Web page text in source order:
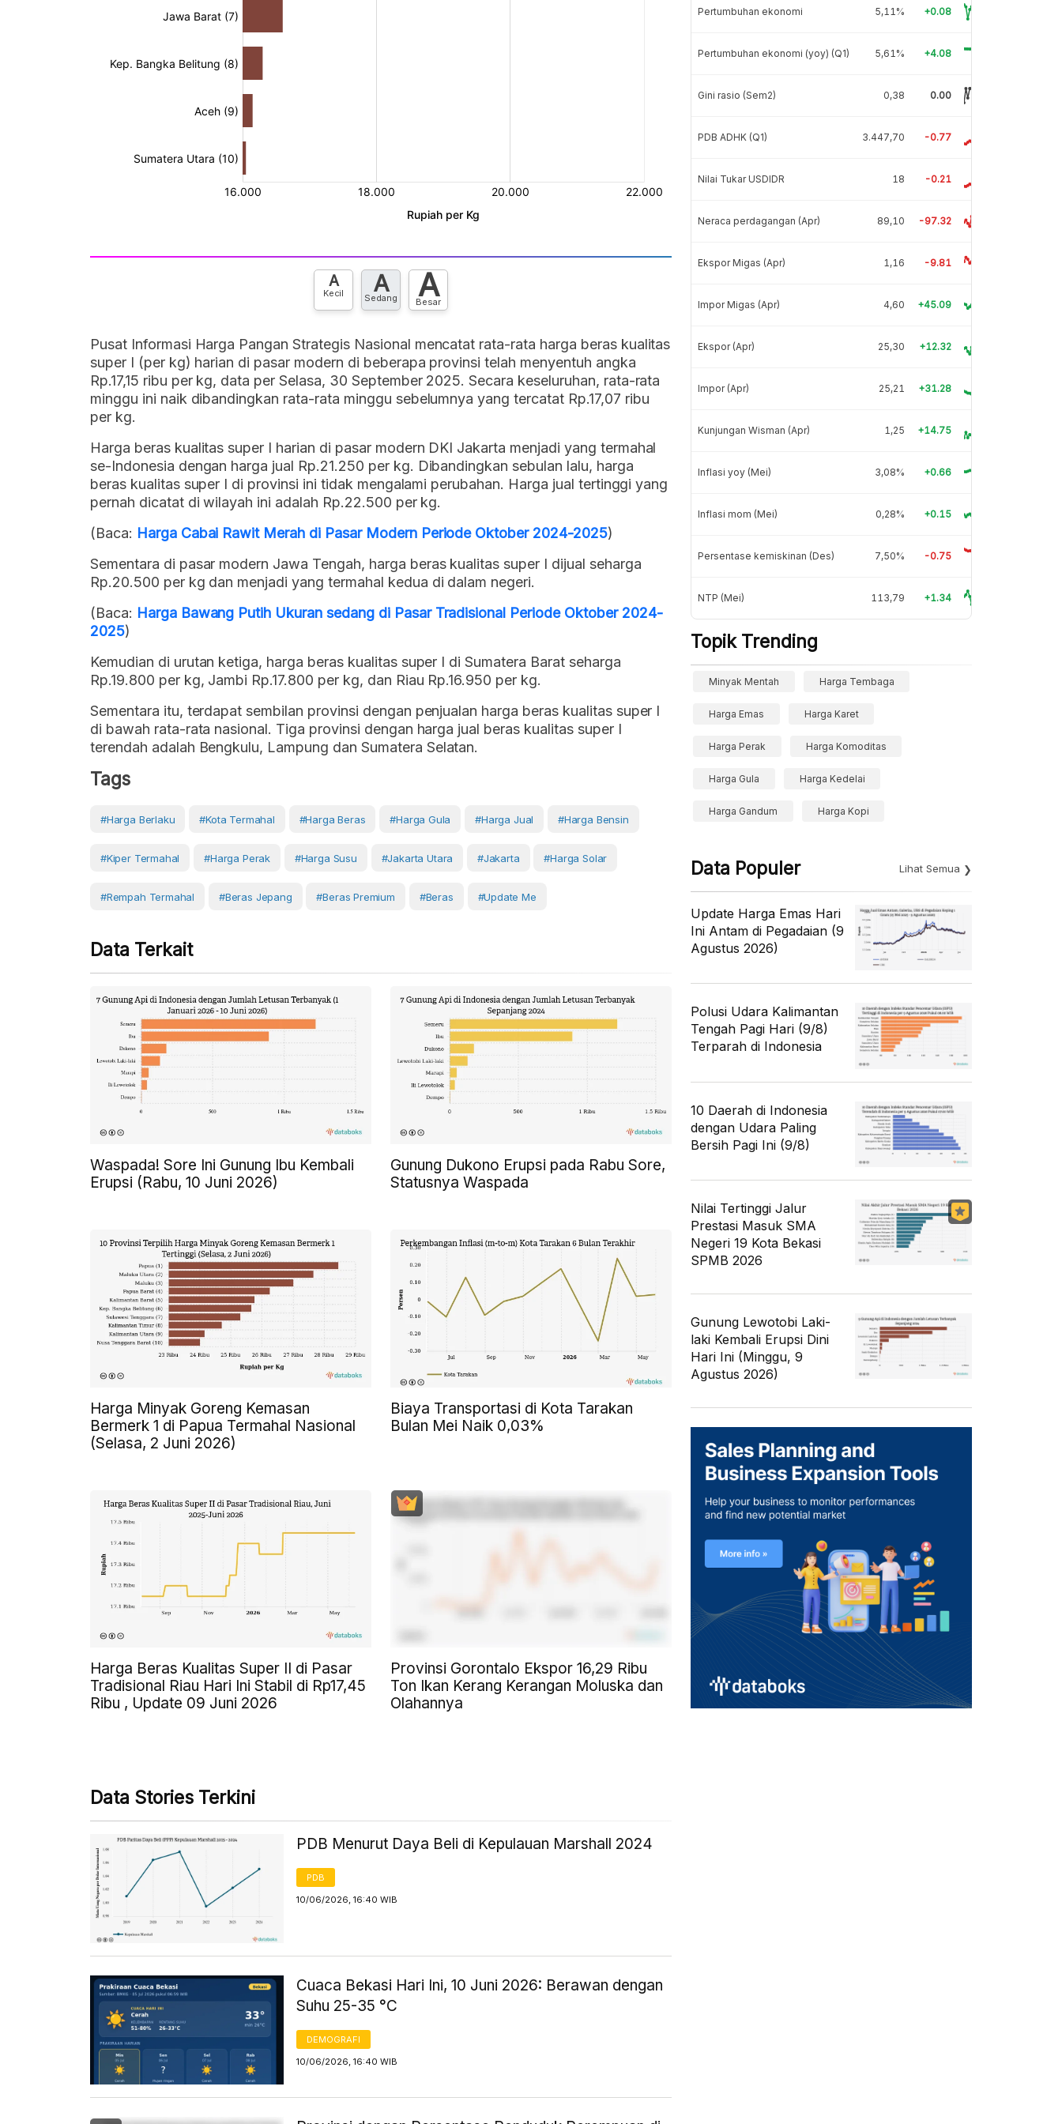
A
Kecil A
Sedang A
Besar
Pusat Informasi Harga Pangan Strategis Nasional mencatat rata-rata harga beras kualitas
super I (per kg) harian di pasar modern di beberapa provinsi telah menyentuh angka
Rp.17,15 ribu per kg, data per Selasa, 30 September 2025. Secara keseluruhan, rata-rata
minggu ini naik dibandingkan rata-rata minggu sebelumnya yang tercatat Rp.17,07 ribu
per kg.
Harga beras kualitas super I harian di pasar modern DKI Jakarta menjadi yang termahal
se-Indonesia dengan harga jual Rp.21.250 per kg. Dibandingkan sebulan lalu, harga
beras kualitas super I di provinsi ini tidak mengalami perubahan. Harga jual tertinggi yang
pernah dicatat di wilayah ini adalah Rp.22.500 per kg.
(Baca: Harga Cabai Rawit Merah di Pasar Modern Periode Oktober 2024-2025)
Sementara di pasar modern Jawa Tengah, harga beras kualitas super I dijual seharga
Rp.20.500 per kg dan menjadi yang termahal kedua di dalam negeri.
(Baca: Harga Bawang Putih Ukuran sedang di Pasar Tradisional Periode Oktober 2024-
2025)
Kemudian di urutan ketiga, harga beras kualitas super I di Sumatera Barat seharga
Rp.19.800 per kg, Jambi Rp.17.800 per kg, dan Riau Rp.16.950 per kg.
Sementara itu, terdapat sembilan provinsi dengan penjualan harga beras kualitas super I
di bawah rata-rata nasional. Tiga provinsi dengan harga jual beras kualitas super I
terendah adalah Bengkulu, Lampung dan Sumatera Selatan.
Tags
#harga Berlaku #kota Termahal #Harga Beras #harga Gula #Harga Jual #harga Bensin
#kiper Termahal #Harga Perak #harga Susu #Jakarta Utara #Jakarta #harga Solar
#rempah Termahal #beras Jepang #beras Premium #Beras #Update Me
Data Terkait
Waspada! Sore Ini Gunung Ibu Kembali
Erupsi (Rabu, 10 Juni 2026)
Gunung Dukono Erupsi pada Rabu Sore,
Statusnya Waspada
Harga Minyak Goreng Kemasan
Bermerk 1 di Papua Termahal Nasional
(Selasa, 2 Juni 2026)
Biaya Transportasi di Kota Tarakan
Bulan Mei Naik 0,03%
Harga Beras Kualitas Super II di Pasar
Tradisional Riau Hari Ini Stabil di Rp17,45
Ribu , Update 09 Juni 2026
Provinsi Gorontalo Ekspor 16,29 Ribu
Ton Ikan Kerang Kerangan Moluska dan
Olahannya
Data Stories Terkini
PDB Menurut Daya Beli di Kepulauan Marshall 2024
PDB
10/06/2026, 16:40 WIB
Cuaca Bekasi Hari Ini, 10 Juni 2026: Berawan dengan
Suhu 25-35 °C
DEMOGRAFI
10/06/2026, 16:40 WIB
Pertumbuhan ekonomi 5,11% +0.08
Pertumbuhan ekonomi (yoy) (Q1) 5,61% +4.08
Gini rasio (Sem2) 0,38 0.00
PDB ADHK (Q1) 3.447,70 -0.77
Nilai Tukar USDIDR 18 -0.21
Neraca perdagangan (Apr) 89,10 -97.32
Ekspor Migas (Apr) 1,16 -9.81
Impor Migas (Apr) 4,60 +45.09
Ekspor (Apr) 25,30 +12.32
Impor (Apr) 25,21 +31.28
Kunjungan Wisman (Apr) 1,25 +14.75
Inflasi yoy (Mei) 3,08% +0.66
Inflasi mom (Mei) 0,28% +0.15
Persentase kemiskinan (Des) 7,50% -0.75
NTP (Mei) 113,79 +1.34
Topik Trending
Minyak Mentah Harga Tembaga
Harga Emas Harga Karet
Harga Perak Harga Komoditas
Harga Gula Harga Kedelai
Harga Gandum Harga Kopi
Data Populer Lihat Semua
Update Harga Emas Hari
Ini Antam di Pegadaian (9
Agustus 2026)
Polusi Udara Kalimantan
Tengah Pagi Hari (9/8)
Terparah di Indonesia
10 Daerah di Indonesia
dengan Udara Paling
Bersih Pagi Ini (9/8)
Nilai Tertinggi Jalur
Prestasi Masuk SMA
Negeri 19 Kota Bekasi
SPMB 2026
Gunung Lewotobi Laki-
laki Kembali Erupsi Dini
Hari Ini (Minggu, 9
Agustus 2026)